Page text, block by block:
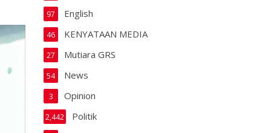
English
97
KENYATAAN MEDIA
46
Mutiara GRS
27
News
54
Opinion
3
Politik
2,442